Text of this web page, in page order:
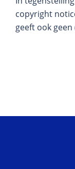
copyright
geeft ook